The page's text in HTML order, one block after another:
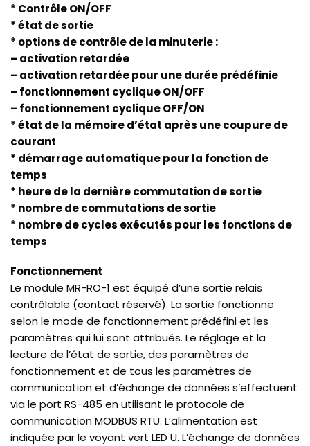
* Contrôle ON/OFF
* état de sortie
* options de contrôle de la minuterie :
– activation retardée
– activation retardée pour une durée prédéfinie
– fonctionnement cyclique ON/OFF
– fonctionnement cyclique OFF/ON
* état de la mémoire d’état après une coupure de
courant
* démarrage automatique pour la fonction de
temps
* heure de la dernière commutation de sortie
* nombre de commutations de sortie
* nombre de cycles exécutés pour les fonctions de
temps
Fonctionnement
Le module MR-RO-1 est équipé d’une sortie relais
contrôlable (contact réservé). La sortie fonctionne
selon le mode de fonctionnement prédéfini et les
paramètres qui lui sont attribués. Le réglage et la
lecture de l’état de sortie, des paramètres de
fonctionnement et de tous les paramètres de
communication et d’échange de données s’effectuent
via le port RS-485 en utilisant le protocole de
communication MODBUS RTU. L’alimentation est
indiquée par le voyant vert LED U. L’échange de données